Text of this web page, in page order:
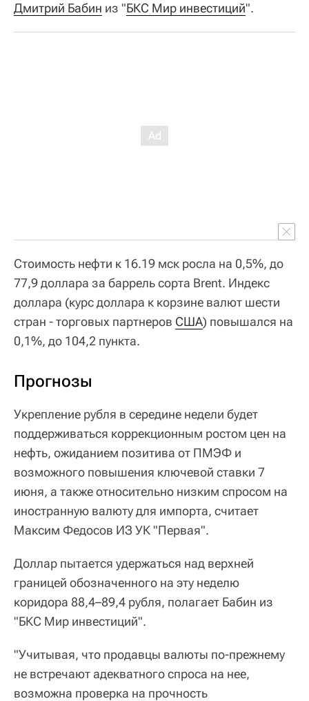
Дмитрий Бабин из "БКС Мир инвестиций".
Стоимость нефти к 16.19 мск росла на 0,5%, до
77,9 доллара за баррель сорта Brent. Индекс
доллара (курс доллара к корзине валют шести
стран - торговых партнеров США) повышался на
0,1%, до 104,2 пункта.
Прогнозы
Укрепление рубля в середине недели будет
поддерживаться коррекционным ростом цен на
нефть, ожиданием позитива от ПМЭФ и
возможного повышения ключевой ставки 7
июня, а также относительно низким спросом на
иностранную валюту для импорта, считает
Максим Федосов ИЗ УК "Первая".
Доллар пытается удержаться над верхней
границей обозначенного на эту неделю
коридора 88,4–89,4 рубля, полагает Бабин из
"БКС Мир инвестиций".
"Учитывая, что продавцы валюты по-прежнему
не встречают адекватного спроса на нее,
возможна проверка на прочность